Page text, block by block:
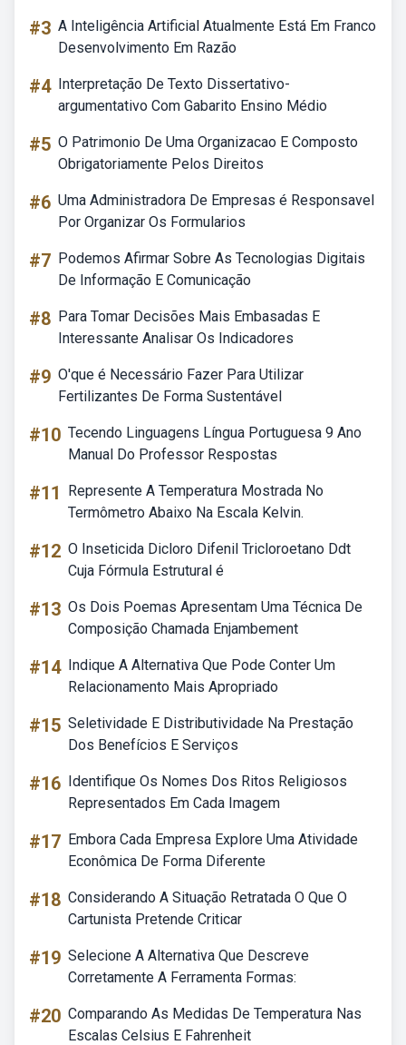
#3 A Inteligência Artificial Atualmente Está Em Franco
Desenvolvimento Em Razão
#4 Interpretação De Texto Dissertativo-
argumentativo Com Gabarito Ensino Médio
#5 O Patrimonio De Uma Organizacao E Composto
Obrigatoriamente Pelos Direitos
#6 Uma Administradora De Empresas é Responsavel
Por Organizar Os Formularios
#7 Podemos Afirmar Sobre As Tecnologias Digitais
De Informação E Comunicação
#8 Para Tomar Decisões Mais Embasadas E
Interessante Analisar Os Indicadores
#9 O'que é Necessário Fazer Para Utilizar
Fertilizantes De Forma Sustentável
#10 Tecendo Linguagens Língua Portuguesa 9 Ano
Manual Do Professor Respostas
#11
Represente A Temperatura Mostrada No
Termômetro Abaixo Na Escala Kelvin.
#12 O Inseticida Dicloro Difenil Tricloroetano Ddt
Cuja Fórmula Estrutural é
#13 Os Dois Poemas Apresentam Uma Técnica De
Composição Chamada Enjambement
#14 Indique A Alternativa Que Pode Conter Um
Relacionamento Mais Apropriado
#15 Seletividade E Distributividade Na Prestação
Dos Benefícios E Serviços
#16 Identifique Os Nomes Dos Ritos Religiosos
Representados Em Cada Imagem
#17 Embora Cada Empresa Explore Uma Atividade
Econômica De Forma Diferente
#18 Considerando A Situação Retratada O Que O
Cartunista Pretende Criticar
#19 Selecione A Alternativa Que Descreve
Corretamente A Ferramenta Formas:
#20 Comparando As Medidas De Temperatura Nas
Escalas Celsius E Fahrenheit